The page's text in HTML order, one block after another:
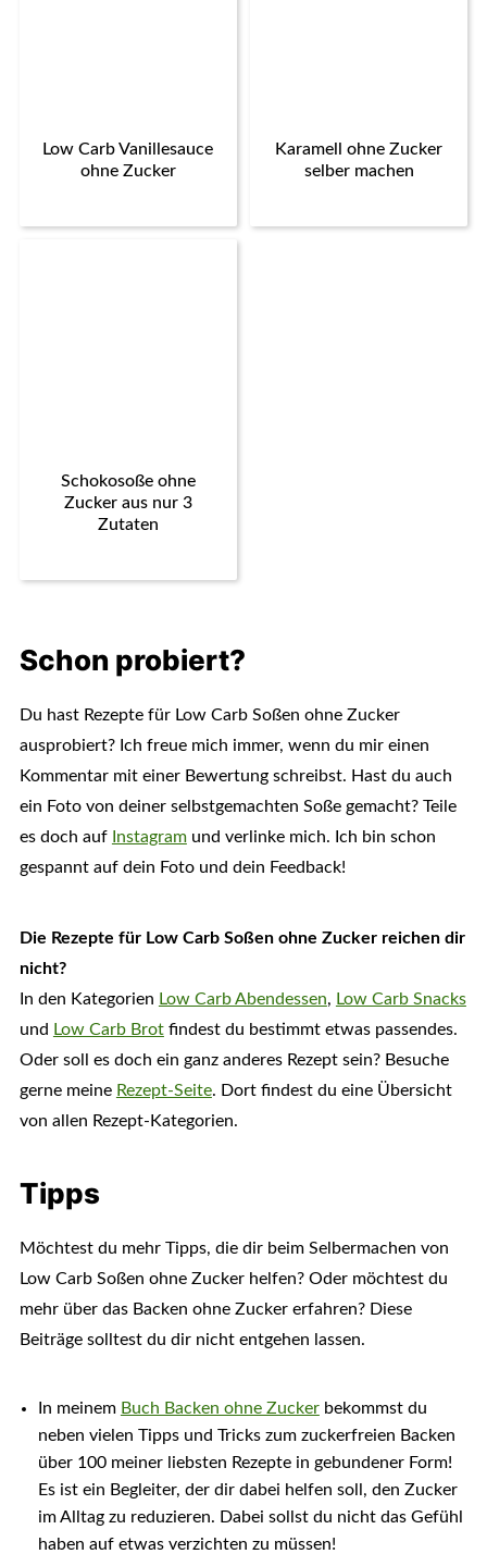
Low Carb Vanillesauce
ohne Zucker
Karamell ohne Zucker
selber machen
Schokosoße ohne
Zucker aus nur 3
Zutaten
Schon probiert?
Du hast Rezepte für Low Carb Soßen ohne Zucker
ausprobiert? Ich freue mich immer, wenn du mir einen
Kommentar mit einer Bewertung schreibst. Hast du auch
ein Foto von deiner selbstgemachten Soße gemacht? Teile
es doch auf Instagramund verlinke mich. Ich bin schon
gespannt auf dein Foto und dein Feedback!
Die Rezepte für Low Carb Soßen ohne Zucker reichen dir
nicht?
In den Kategorien Low Carb Abendessen, Low Carb Snacks
und Low Carb Brotfindest du bestimmt etwas passendes.
Oder soll es doch ein ganz anderes Rezept sein? Besuche
gerne meine Rezept-Seite. Dort findest du eine Übersicht
von allen Rezept-Kategorien.
Tipps
Möchtest du mehr Tipps, die dir beim Selbermachen von
Low Carb Soßen ohne Zucker helfen? Oder möchtest du
mehr über das Backen ohne Zucker erfahren? Diese
Beiträge solltest du dir nicht entgehen lassen.
In meinem Buch Backen ohne Zuckerbekommst du
neben vielen Tipps und Tricks zum zuckerfreien Backen
über 100 meiner liebsten Rezepte in gebundener Form!
Es ist ein Begleiter, der dir dabei helfen soll, den Zucker
im Alltag zu reduzieren. Dabei sollst du nicht das Gefühl
haben auf etwas verzichten zu müssen!